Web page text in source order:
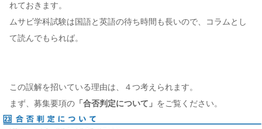
れておきます。
ムサビ学科試験は国語と英語の待ち時間も長いので、コラムとし
て読んでもられば。
この誤解を招いている理由は、４つ考えられます。
まず、募集要項の 「合否判定について」 をご覧ください。